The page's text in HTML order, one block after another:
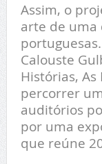
Assim, o
arte de uma
Calouste
Histórias,
percorrer
auditórios
por uma
que reúne